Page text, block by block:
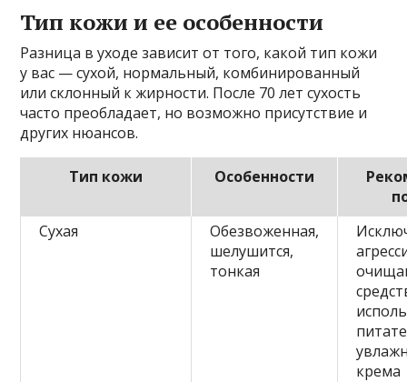
Тип кожи и ее особенности
Разница в уходе зависит от того, какой тип кожи
у вас — сухой, нормальный, комбинированный
или склонный к жирности. После 70 лет сухость
часто преобладает, но возможно присутствие и
других нюансов.
Тип кожи Особенности
Сухая
Обезвоженная,
шелушится,
тонкая
крема